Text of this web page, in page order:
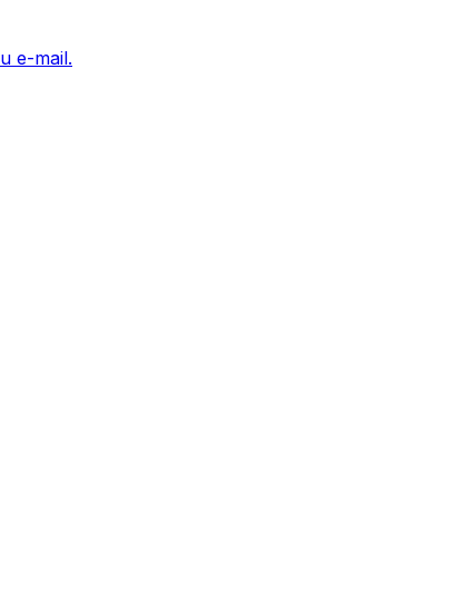
e-mail.